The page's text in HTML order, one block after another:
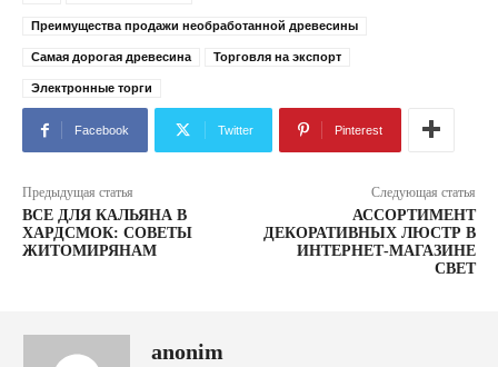
Преимущества продажи необработанной древесины
Самая дорогая древесина Торговля на экспорт
Электронные торги
Facebook Twitter Pinterest
Предыдущая статья
ВСЕ ДЛЯ КАЛЬЯНА В
ХАРДСМОК: СОВЕТЫ
ЖИТОМИРЯНАМ
Следующая статья
АССОРТИМЕНТ
ДЕКОРАТИВНЫХ ЛЮСТР В
ИНТЕРНЕТ-МАГАЗИНЕ
СВЕТ
anonim